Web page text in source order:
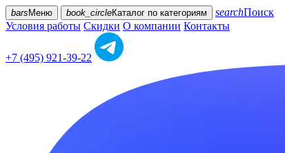
bars Меню book_circleКаталог по категориям searchПоиск
Условия работы Скидки О компании Контакты
+7 (495) 921-39-22